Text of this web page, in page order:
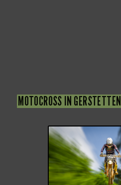
MOTOCROSS IN GERSTETTEN